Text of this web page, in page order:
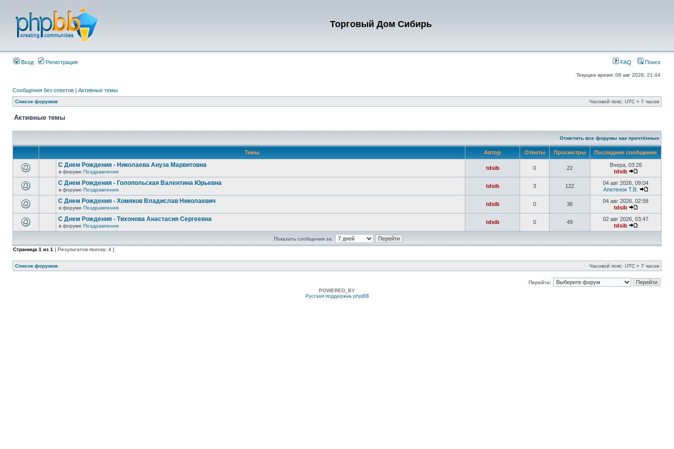
Торговый Дом Сибирь
Вход Регистрация FAQ Поиск
Текущее время: 08 авг 2026, 21:44
Сообщения без ответов | Активные темы
Список форумов Часовой пояс: UTC + 7 часов
Активные темы
Отметить все форумы как прочтённые
Темы Автор Ответы Просмотры Последнее сообщение
С Днем Рождения - Николаева Ануза Марвитовна
в форуме Поздравления
tdsib 0 22
Вчера, 03:26
tdsib
С Днем Рождения - Голопольская Валентина Юрьевна
в форуме Поздравления
tdsib 3 122
04 авг 2026, 09:04
Апетенок Т.В.
С Днем Рождения - Хомяков Владислав Николаевич
в форуме Поздравления
tdsib 0 36
04 авг 2026, 02:58
tdsib
С Днем Рождения - Тихонова Анастасия Сергеевна
в форуме Поздравления
tdsib 0 49
02 авг 2026, 03:47
tdsib
Показать сообщения за:
Страница 1 из 1 [ Результатов поиска: 4 ]
Список форумов Часовой пояс: UTC + 7 часов
Перейти:
POWERED_BY
Русская поддержка phpBB